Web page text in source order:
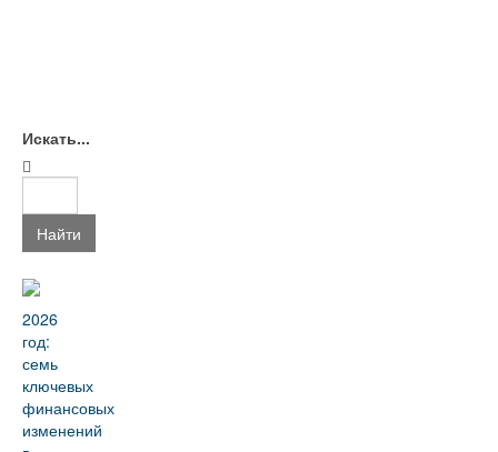
Искать...
Найти
2026
год:
семь
ключевых
финансовых
изменений